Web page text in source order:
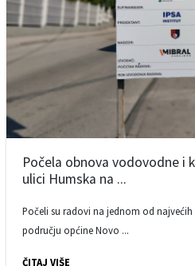
Počela obnova vodovodne i
ulici Humska na ...
Počeli su radovi na jednom od
području općine Novo ...
ČITAJ VIŠE